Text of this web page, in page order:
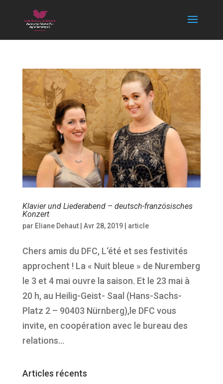
Klavier und Liederabend – deutsch-französisches
Konzert
par Eliane Dehaut| Avr 28, 2019| article
Chers amis du DFC, L‘été et ses festivités
approchent ! La « Nuit bleue » de Nuremberg
le 3 et 4 mai ouvre la saison. Et le 23 mai à
20 h, au Heilig-Geist- Saal (Hans-Sachs-
Platz 2 – 90403 Nürnberg),le DFC vous
invite, en coopération avec le bureau des
relations...
Articles récents